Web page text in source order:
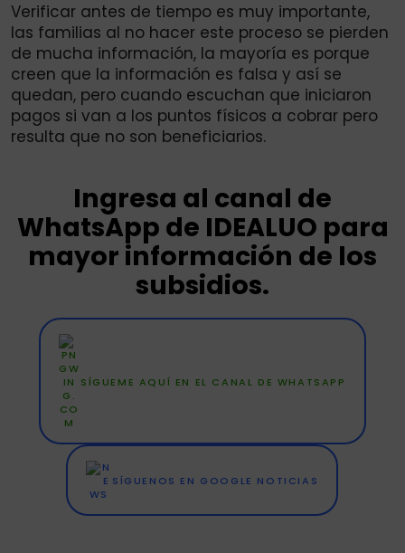
Verificar antes de tiempo es muy importante,
las familias al no hacer este proceso se pierden
de mucha información, la mayoría es porque
creen que la información es falsa y así se
quedan, pero cuando escuchan que iniciaron
pagos si van a los puntos físicos a cobrar pero
resulta que no son beneficiarios.
Ingresa al canal de
WhatsApp de IDEALUO para
mayor información de los
subsidios.
SÍGUEME AQUÍ EN EL CANAL DE WHATSAPP
SÍGUENOS EN GOOGLE NOTICIAS